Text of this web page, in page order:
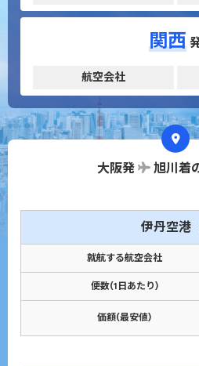
関西
航空会社
大阪発 旭川着
伊丹空港
就航する航空会社
便数(1日あたり)
価額(最安値)